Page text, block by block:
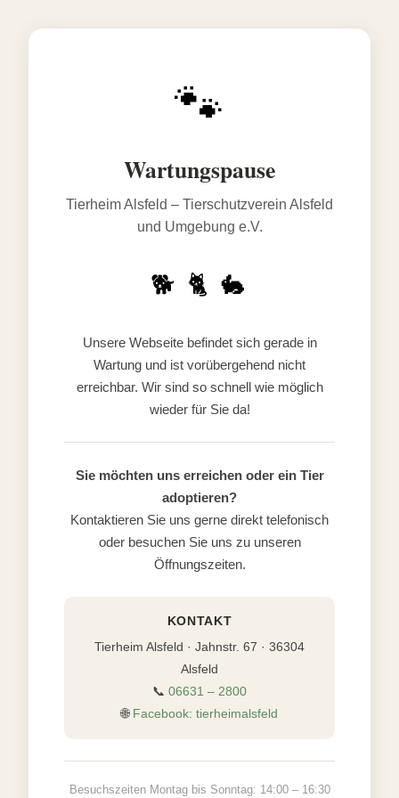
🐾
Wartungspause
Tierheim Alsfeld – Tierschutzverein Alsfeld
und Umgebung e.V.
🐕 🐈 🐇
Unsere Webseite befindet sich gerade in
Wartung und ist vorübergehend nicht
erreichbar. Wir sind so schnell wie möglich
wieder für Sie da!
Sie möchten uns erreichen oder ein Tier
adoptieren?
Kontaktieren Sie uns gerne direkt telefonisch
oder besuchen Sie uns zu unseren
Öffnungszeiten.
KONTAKT
Tierheim Alsfeld · Jahnstr. 67 · 36304
Alsfeld
📞 06631 – 2800
🌐 Facebook: tierheimalsfeld
Besuchszeiten Montag bis Sonntag: 14:00 – 16:30